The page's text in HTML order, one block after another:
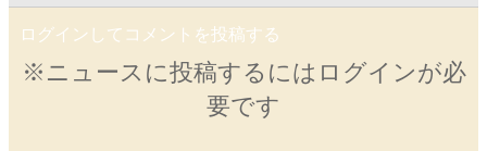
ログインしてコメントを投稿する
※ニュースに投稿するにはログインが必
要です